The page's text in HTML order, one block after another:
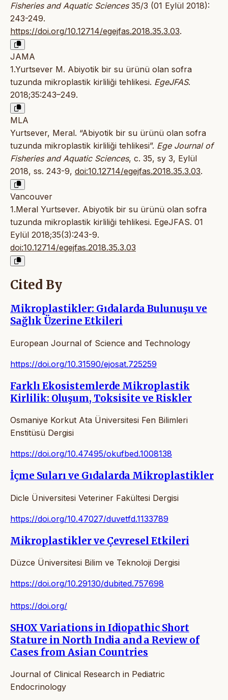
Fisheries and Aquatic Sciences35/3 (01 Eylül 2018):
243-249.
https://doi.org/10.12714/egejfas.2018.35.3.03.
JAMA
1.Yurtsever M. Abiyotik bir su ürünü olan sofra
tuzunda mikroplastik kirliliği tehlikesi. EgeJFAS.
2018;35:243–249.
MLA
Yurtsever, Meral. “Abiyotik bir su ürünü olan sofra
tuzunda mikroplastik kirliliği tehlikesi”. Ege Journal of
Fisheries and Aquatic Sciences, c. 35, sy 3, Eylül
2018, ss. 243-9, doi:10.12714/egejfas.2018.35.3.03.
Vancouver
1.Meral Yurtsever. Abiyotik bir su ürünü olan sofra
tuzunda mikroplastik kirliliği tehlikesi. EgeJFAS. 01
Eylül 2018;35(3):243-9.
doi:10.12714/egejfas.2018.35.3.03
Cited By
Mikroplastikler: Gıdalarda Bulunuşu ve
Sağlık Üzerine Etkileri
European Journal of Science and Technology
https://doi.org/10.31590/ejosat.725259
Farklı Ekosistemlerde Mikroplastik
Kirlilik: Oluşum, Toksisite ve Riskler
Osmaniye Korkut Ata Üniversitesi Fen Bilimleri
Enstitüsü Dergisi
https://doi.org/10.47495/okufbed.1008138
İçme Suları ve Gıdalarda Mikroplastikler
Dicle Üniversitesi Veteriner Fakültesi Dergisi
https://doi.org/10.47027/duvetfd.1133789
Mikroplastikler ve Çevresel Etkileri
Düzce Üniversitesi Bilim ve Teknoloji Dergisi
https://doi.org/10.29130/dubited.757698
https://doi.org/
SHOX Variations in Idiopathic Short
Stature in North India and a Review of
Cases from Asian Countries
Journal of Clinical Research in Pediatric
Endocrinology